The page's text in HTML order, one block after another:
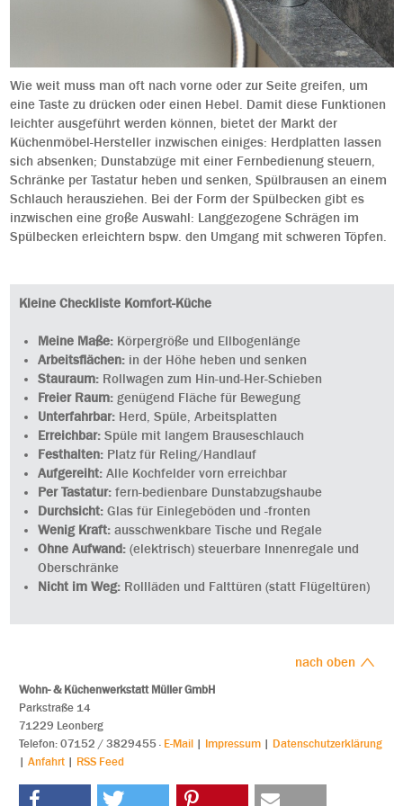
Wie weit muss man oft nach vorne oder zur Seite greifen, um
eine Taste zu drücken oder einen Hebel. Damit diese Funktionen
leichter ausgeführt werden können, bietet der Markt der
Küchenmöbel-Hersteller inzwischen einiges: Herdplatten lassen
sich absenken; Dunstabzüge mit einer Fernbedienung steuern,
Schränke per Tastatur heben und senken, Spülbrausen an einem
Schlauch herausziehen. Bei der Form der Spülbecken gibt es
inzwischen eine große Auswahl: Langgezogene Schrägen im
Spülbecken erleichtern bspw. den Umgang mit schweren Töpfen.
Kleine Checkliste Komfort-Küche
Meine Maße: Körpergröße und Ellbogenlänge
Arbeitsflächen: in der Höhe heben und senken
Stauraum: Rollwagen zum Hin-und-Her-Schieben
Freier Raum: genügend Fläche für Bewegung
Unterfahrbar: Herd, Spüle, Arbeitsplatten
Erreichbar: Spüle mit langem Brauseschlauch
Festhalten: Platz für Reling/Handlauf
Aufgereiht: Alle Kochfelder vorn erreichbar
Per Tastatur: fern-bedienbare Dunstabzugshaube
Durchsicht: Glas für Einlegeböden und -fronten
Wenig Kraft: ausschwenkbare Tische und Regale
Ohne Aufwand: (elektrisch) steuerbare Innenregale und
Oberschränke
Nicht im Weg: Rollläden und Falttüren (statt Flügeltüren)
nach oben
Wohn- & Küchenwerkstatt Müller GmbH
Parkstraße 14
71229 Leonberg
Telefon: 07152 / 3829455 · E-Mail | Impressum | Datenschutzerklärung
| Anfahrt | RSS Feed